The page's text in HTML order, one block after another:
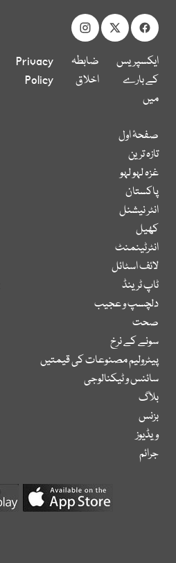
ایکسپریس
کے بارے
میں
ضابطہ
اخلاق
Privacy
Policy
صفحۂ اول
تازہ ترین
غزہ لہو لہو
پاکستان
انٹر نیشنل
کھیل
انٹرٹینمنٹ
لائف اسٹائل
ٹاپ ٹرینڈ
دلچسپ و عجیب
صحت
سونے کے نرخ
پیٹرولیم مصنوعات کی قیمتیں
سائنس و ٹیکنالوجی
بلاگ
بزنس
ویڈیوز
جرائم